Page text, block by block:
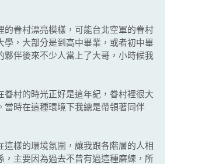
眷村漂亮模樣，可能台北空軍的眷村
學，大部分是到高中畢業，或者初中畢
伴後來不少人當上了大哥，小時候我
村的時光正好是這年紀，眷村裡很大
當時在這種環境下我總是帶領著同伴
樣的環境氛圍，讓我跟各階層的人相
主要因為過去不曾有過這種磨練，所